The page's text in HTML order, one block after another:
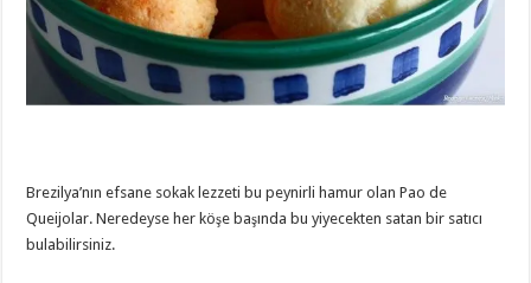
Brezilya’nın efsane sokak lezzeti bu peynirli hamur olan Pao de
Queijolar. Neredeyse her köşe başında bu yiyecekten satan bir satıcı
bulabilirsiniz.